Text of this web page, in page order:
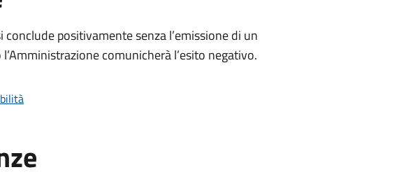
positivamente senza l’emissione di un
comunicherà l’esito negativo.